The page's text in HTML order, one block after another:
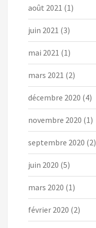
août 2021 (1)
juin 2021 (3)
mai 2021 (1)
mars 2021 (2)
décembre 2020 (4)
novembre 2020 (1)
septembre 2020 (2)
juin 2020 (5)
mars 2020 (1)
février 2020 (2)